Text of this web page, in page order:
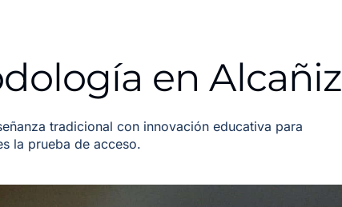
en Alcañiz
tradicional con innovación educativa para
la prueba de acceso.